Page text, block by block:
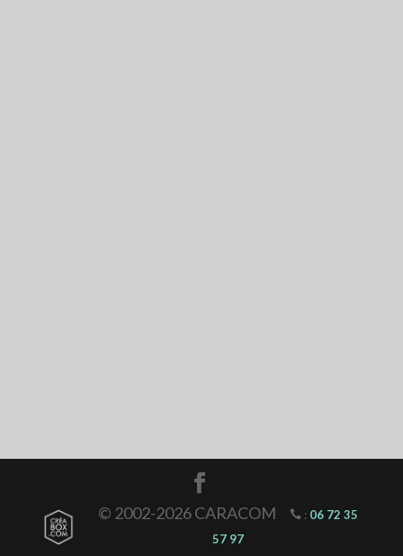
© 2002-2026 CARACOM : 06 72 35
57 97